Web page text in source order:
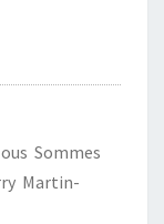
Sommes
Martin-